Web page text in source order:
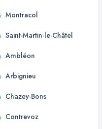
Montracol
Saint-Martin-le-Châtel
Ambléon
Arbignieu
Chazey-Bons
Contrevoz